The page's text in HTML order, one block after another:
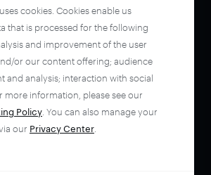
cookies. Cookies enable us
that is processed for the following
and improvement of the user
or our content offering; audience
and analysis; interaction with social
more information, please see our
Policy . You can also manage your
our Privacy Center